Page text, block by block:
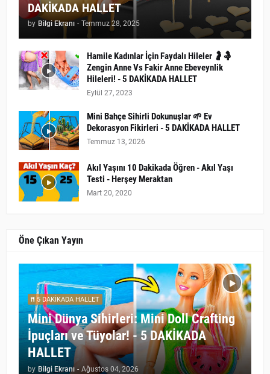
DAKİKADA HALLET
by Bilgi Ekranı - Temmuz 28, 2025
Hamile Kadınlar İçin Faydalı Hileler 🤰🤱
Zengin Anne Vs Fakir Anne Ebeveynlik
Hileleri! - 5 DAKİKADA HALLET
Eylül 27, 2023
Mini Bahçe Sihirli Dokunuşlar 🌱 Ev
Dekorasyon Fikirleri - 5 DAKİKADA HALLET
Temmuz 13, 2026
Akıl Yaşını 10 Dakikada Öğren - Akıl Yaşı
Testi - Herşey Meraktan
Mart 20, 2020
Öne Çıkan Yayın
5 DAKİKADA HALLET
Mini Dünya Sihirleri: Mini Doll Crafting
İpuçları ve Tüyolar! - 5 DAKİKADA
HALLET
by Bilgi Ekranı - Ağustos 04, 2026